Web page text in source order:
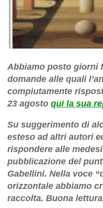
Abbiamo posto giorni
domande alle quali
compiutamente
23 agosto qui la sua
Su suggerimento di
esteso ad altri autori
rispondere alle
pubblicazione del
Gabellini. Nella voce
orizzontale abbiamo
raccolta. Buona